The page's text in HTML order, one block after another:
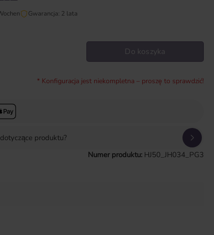
Gwarancja: 2 lata
żądaną ilość lub użyj przycisków, aby zwiększyć lub zmniejszyć
Do koszyka
* Konfiguracja jest niekompletna – proszę to sprawdzić!
produktu?
Numer produktu: HJ50_JH034_PG3